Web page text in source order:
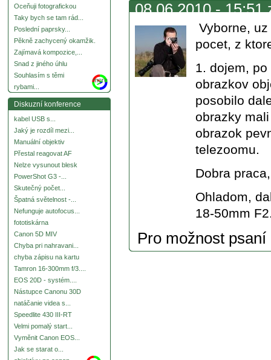
Oceňuji fotografickou
Taky bych se tam rád...
Poslední paprsky...
Pěkně zachycený okamžik.
Zajímavá kompozice,...
Snad z jiného úhlu
Souhlasím s těmi
rybami...
more
Diskuzní konference
kabel USB s...
Jaký je rozdíl mezi...
Manuální objektiv
Přestal reagovat AF
Nelze vysunout blesk
PowerShot G3 -...
Skutečný počet...
Špatná světelnost -...
Nefunguje autofocus...
fototiskárna
Canon 5D MIV
Chyba pri nahravani...
chyba zápisu na kartu
Tamron 16-300mm f/3....
EOS 20D - systém....
Nástupce Canonu 30D
natáčanie videa s...
Speedlite 430 III-RT
Velmi pomalý start...
Vyměnit Canon EOS...
Jak se starat o...
08.06.2010 -
Vyborne,
pocet, z
1. dojem,
obrazkov
posobilo
obrazky
obrazok
telezoomu.
Dobra
Ohladom,
18-50mm
Pro možnost